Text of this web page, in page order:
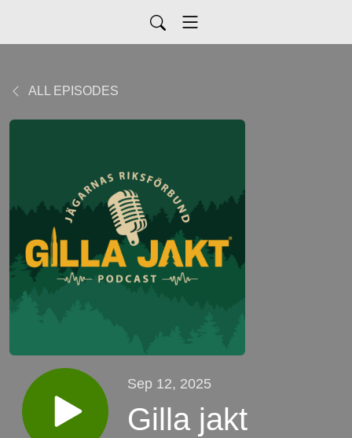
ALL EPISODES
Sep 12, 2025
Gilla jakt